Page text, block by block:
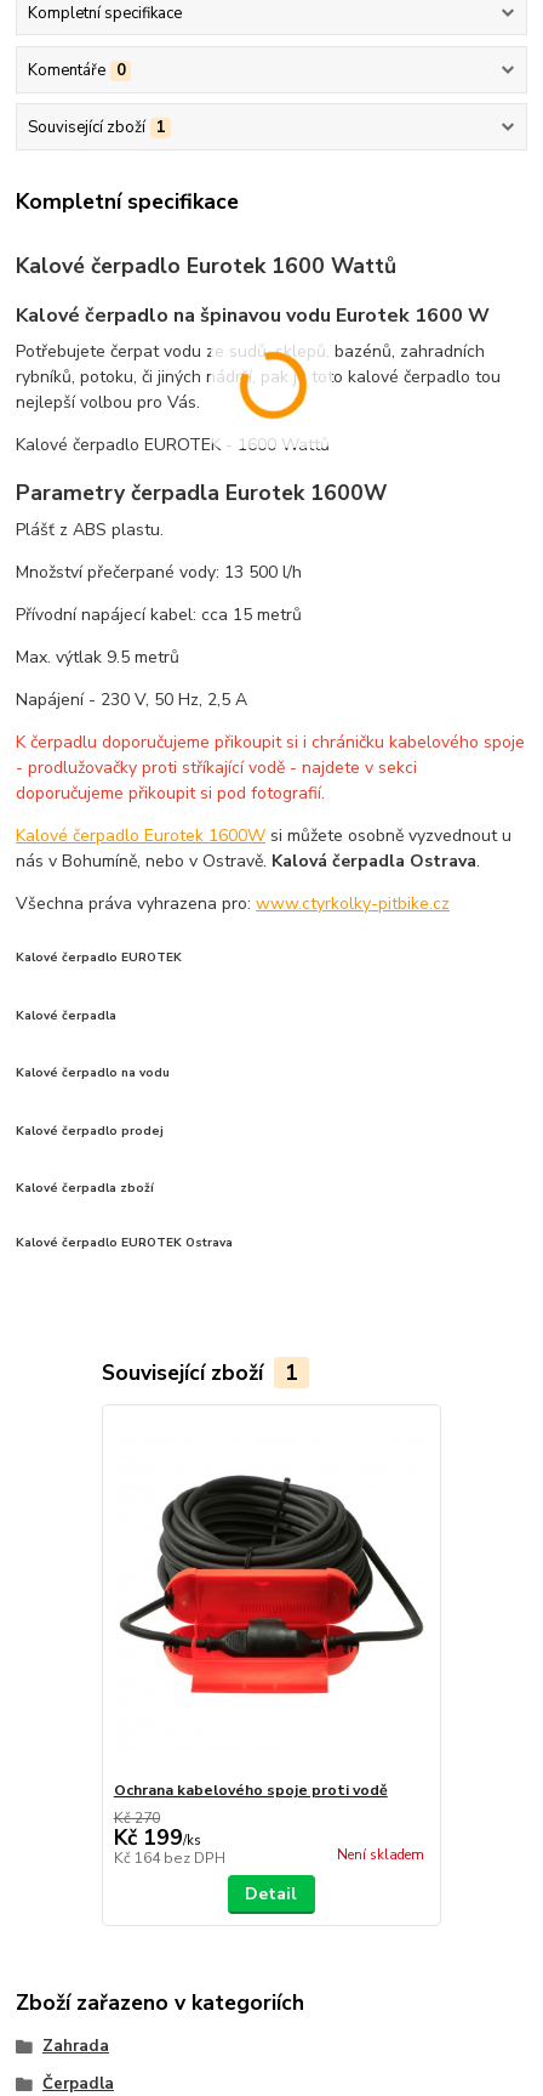
Kompletní specifikace
Komentáře 0
Související zboží 1
Kompletní specifikace
Kalové čerpadlo Eurotek 1600 Wattů
Kalové čerpadlo na špinavou vodu Eurotek 1600 W
Potřebujete čerpat vodu ze sudů, sklepů, bazénů, zahradních
rybníků, potoku, či jiných nádrží, pak je toto kalové čerpadlo tou
nejlepší volbou pro Vás.
Kalové čerpadlo EUROTEK - 1600 Wattů
Parametry čerpadla Eurotek 1600W
Plášť z ABS plastu.
Množství přečerpané vody: 13 500 l/h
Přívodní napájecí kabel: cca 15 metrů
Max. výtlak 9.5 metrů
Napájení - 230 V, 50 Hz, 2,5 A
K čerpadlu doporučujeme přikoupit si i chráničku kabelového spoje
- prodlužovačky proti stříkající vodě - najdete v sekci
doporučujeme přikoupit si pod fotografií.
Kalové čerpadlo Eurotek 1600W si můžete osobně vyzvednout u
nás v Bohumíně, nebo v Ostravě. Kalová čerpadla Ostrava.
Všechna práva vyhrazena pro:www.ctyrkolky-pitbike.cz
Kalové čerpadlo EUROTEK
Kalové čerpadla
Kalové čerpadlo na vodu
Kalové čerpadlo prodej
Kalové čerpadla zboží
Kalové čerpadlo EUROTEK Ostrava
Související zboží 1
Ochrana kabelového spoje proti vodě
Kč 270
Kč 199/ks
Kč 164bez DPH Není skladem
Detail
Zboží zařazeno v kategoriích
Zahrada
Čerpadla